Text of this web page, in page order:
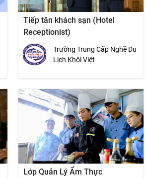
Tiếp tân khách sạn (Hotel
Receptionist)
Trường Trung Cấp Nghề Du
Lịch Khôi Việt
Lớp Quản Lý Ẩm Thực